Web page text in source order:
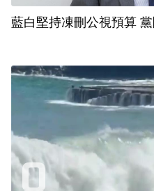
藍白堅持凍刪公視預算